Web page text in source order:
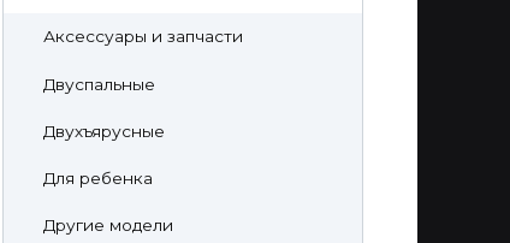
Аксессуары и запчасти
Двуспальные
Двухъярусные
Для ребенка
Другие модели